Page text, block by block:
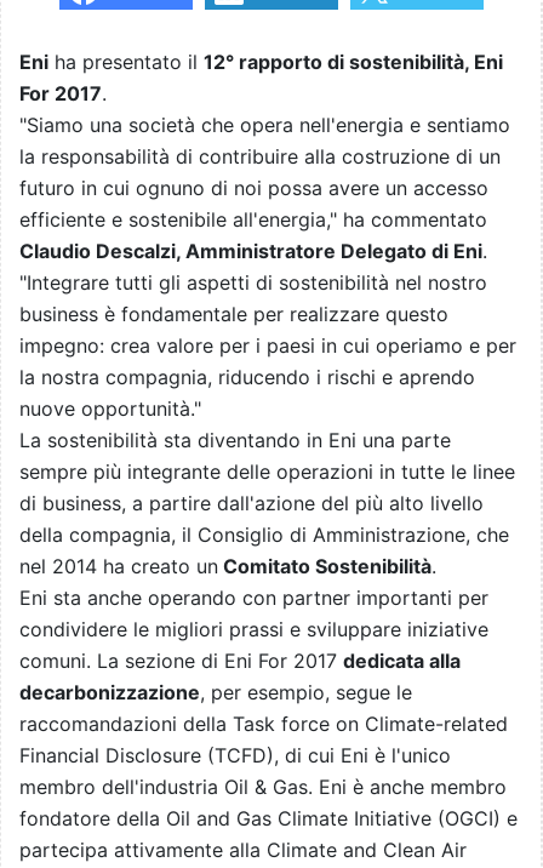
Eni ha presentato il 12° rapporto di sostenibilità, Eni
For 2017.
"Siamo una società che opera nell'energia e sentiamo
la responsabilità di contribuire alla costruzione di un
futuro in cui ognuno di noi possa avere un accesso
efficiente e sostenibile all'energia," ha commentato
Claudio Descalzi, Amministratore Delegato di Eni.
"Integrare tutti gli aspetti di sostenibilità nel nostro
business è fondamentale per realizzare questo
impegno: crea valore per i paesi in cui operiamo e per
la nostra compagnia, riducendo i rischi e aprendo
nuove opportunità."
La sostenibilità sta diventando in Eni una parte
sempre più integrante delle operazioni in tutte le linee
di business, a partire dall'azione del più alto livello
della compagnia, il Consiglio di Amministrazione, che
nel 2014 ha creato un Comitato Sostenibilità.
Eni sta anche operando con partner importanti per
condividere le migliori prassi e sviluppare iniziative
comuni. La sezione di Eni For 2017 dedicata alla
decarbonizzazione, per esempio, segue le
raccomandazioni della Task force on Climate-related
Financial Disclosure (TCFD), di cui Eni è l'unico
membro dell'industria Oil & Gas. Eni è anche membro
fondatore della Oil and Gas Climate Initiative (OGCI) e
partecipa attivamente alla Climate and Clean Air